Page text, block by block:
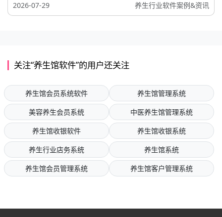
2026-07-29
养生行业软件案例&资讯
关注“养生馆软件”的用户还关注
养生馆会员系统软件
养生馆管理系统
美容养生会员系统
中医养生馆管理系统
养生馆收银软件
养生馆收银系统
养生行业店务系统
养生馆系统
养生馆会员管理系统
养生馆客户管理系统